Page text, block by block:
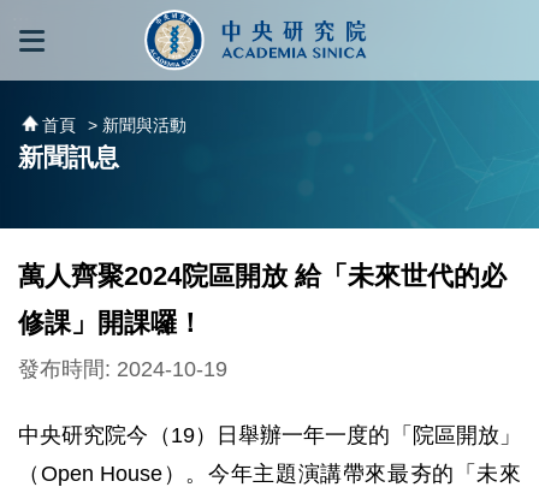
跳到主要內容區塊
首頁 > 新聞與活動
新聞訊息
萬人齊聚2024院區開放 給「未來世代的必
修課」開課囉！
發布時間: 2024-10-19
中央研究院今（19）日舉辦一年一度的「院區開放」
（Open House）。今年主題演講帶來最夯的「未來